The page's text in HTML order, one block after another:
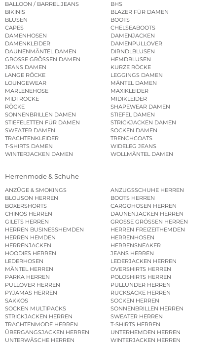
BALLOON / BARREL JEANS
BHS
BIKINIS
BLAZER FÜR DAMEN
BLUSEN
BOOTS
CAPES
CHELSEABOOTS
DAMENHOSEN
DAMENJACKEN
DAMENKLEIDER
DAMENPULLOVER
DAUNENMÄNTEL DAMEN
DIRNDLBLUSEN
GROSSE GRÖSSEN DAMEN
HEMDBLUSEN
JEANS DAMEN
KURZE RÖCKE
LANGE RÖCKE
LEGGINGS DAMEN
LOUNGEWEAR
MÄNTEL DAMEN
MARLENEHOSE
MAXIKLEIDER
MIDI RÖCKE
MIDIKLEIDER
RÖCKE
SHAPEWEAR DAMEN
SONNENBRILLEN DAMEN
STIEFEL DAMEN
STIEFELETTEN FÜR DAMEN
STRICKJACKEN DAMEN
SWEATER DAMEN
SOCKEN DAMEN
TRACHTENKLEIDER
TRENCHCOATS
T-SHIRTS DAMEN
WIDELEG JEANS
WINTERJACKEN DAMEN
WOLLMÄNTEL DAMEN
Herrenmode & Schuhe
ANZÜGE & SMOKINGS
ANZUGSSCHUHE HERREN
BLOUSON HERREN
BOOTS HERREN
BOXERSHORTS
CARGOHOSEN HERREN
CHINOS HERREN
DAUNENJACKEN HERREN
GILETS HERREN
GROSSE GRÖSSEN HERREN
HERREN BUSINESSHEMDEN
HERREN FREIZEITHEMDEN
HERREN HEMDEN
HERRENHOSEN
HERRENJACKEN
HERRENSNEAKER
HOODIES HERREN
JEANS HERREN
LEDERHOSEN
LEDERJACKEN HERREN
MÄNTEL HERREN
OVERSHIRTS HERREN
PARKA HERREN
POLOSHIRTS HERREN
PULLOVER HERREN
PULLUNDER HERREN
PYJAMAS HERREN
RUCKSÄCKE HERREN
SAKKOS
SOCKEN HERREN
SOCKEN MULTIPACKS
SONNENBRILLEN HERREN
STRICKJACKEN HERREN
SWEATER HERREN
TRACHTENMODE HERREN
T-SHIRTS HERREN
ÜBERGANGSJACKEN HERREN
UNTERHEMDEN HERREN
UNTERWÄSCHE HERREN
WINTERJACKEN HERREN